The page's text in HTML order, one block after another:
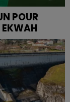
POUR
EKWAH